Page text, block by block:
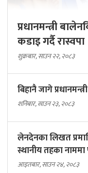
प्रधानमन्त्री
कडाइ गर्दै रास्वपा
शुक्रबार, साउन २२, २०८३
बिहानै जागे
शनिबार, साउन २३, २०८३
लेनदेनका लिखत
स्थानीय तहका
आइतबार, साउन २४, २०८३